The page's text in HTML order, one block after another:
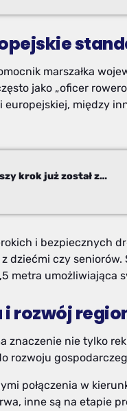
marszałka
jako „oficer
między
To ma zmienić cały region. Pierwszy krok już został zrobiony
i bezpiecznych
dziećmi czy
metra umożliwiająca
rozwój
znaczenie nie tylko
rozwoju
połączenia w
inne są na etapie